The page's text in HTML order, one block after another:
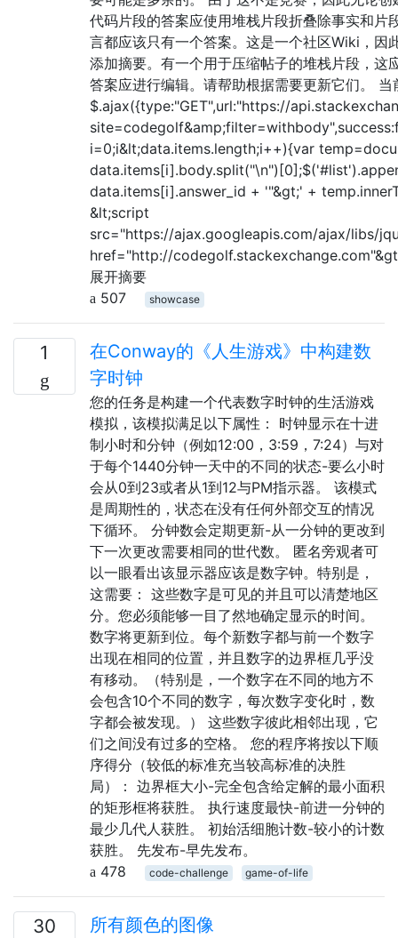
代码片段的答案应使用堆栈片段折叠除事实和
言都应该只有一个答案。这是一个社区Wiki，因
添加摘要。有一个用于压缩帖子的堆栈片段，
答案应进行编辑。请帮助根据需要更新它们。
$.ajax({type:"GET",url:"https://
i=0;i&lt;data.items.length;i++){var
data.items[i].answer_id + '"&gt;' +
&lt;script
src="https://ajax.googleapis.com/ajax/libs/
href="http://
展开摘要
507
showcase
1
在Conway的《人生游戏》中构建数
字时钟
您的任务是构建一个代表数字时钟的生活游戏
模拟，该模拟满足以下属性： 时钟显示在十进
制小时和分钟（例如12:00，3:59，7:24）与对
于每个1440分钟一天中的不同的状态-要么小时
会从0到23或者从1到12与PM指示器。 该模式
是周期性的，状态在没有任何外部交互的情况
下循环。 分钟数会定期更新-从一分钟的更改到
下一次更改需要相同的世代数。 匿名旁观者可
以一眼看出该显示器应该是数字钟。特别是，
这需要： 这些数字是可见的并且可以清楚地区
分。您必须能够一目了然地确定显示的时间。
数字将更新到位。每个新数字都与前一个数字
出现在相同的位置，并且数字的边界框几乎没
有移动。（特别是，一个数字在不同的地方不
会包含10个不同的数字，每次数字变化时，数
字都会被发现。） 这些数字彼此相邻出现，它
们之间没有过多的空格。 您的程序将按以下顺
序得分（较低的标准充当较高标准的决胜
局）： 边界框大小-完全包含给定解的最小面积
的矩形框将获胜。 执行速度最快-前进一分钟的
最少几代人获胜。 初始活细胞计数-较小的计数
获胜。 先发布-早先发布。
478
code-challenge game-of-life
30 所有颜色的图像